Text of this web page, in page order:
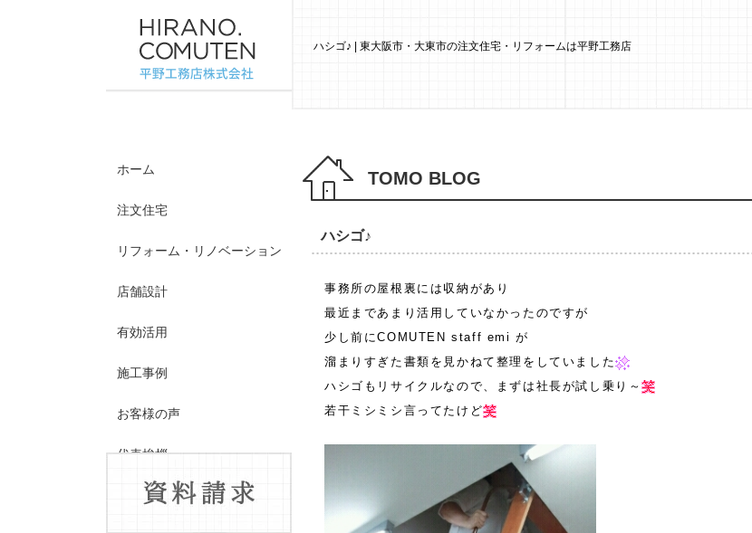
ハシゴ♪ | 東大阪市・大東市の注文住宅・リフォームは平野工務店
ホーム
注文住宅
リフォーム・リノベーション
店舗設計
有効活用
施工事例
お客様の声
代表挨拶
会社概要・系列店舗
TOMO BLOG
ハシゴ♪
事務所の屋根裏には収納があり
最近まであまり活用していなかったのですが
少し前にCOMUTEN staff emi が
溜まりすぎた書類を見かねて整理をしていました
ハシゴもリサイクルなので、まずは社長が試し乗り～
若干ミシミシ言ってたけど